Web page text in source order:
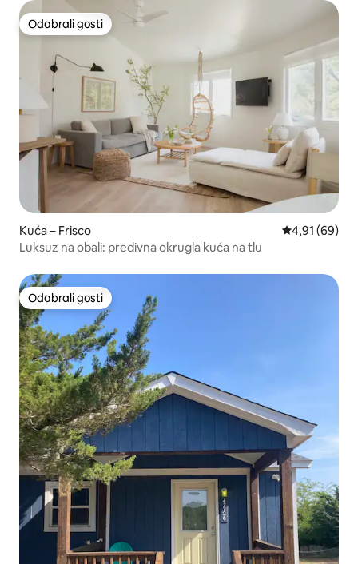
Odabrali gosti
Odabrali gosti
Kuća – Frisco Prosječna
4,91 (69)
Luksuz na obali: predivna okrugla kuća na tlu
Odabrali gosti
Odabrali gosti